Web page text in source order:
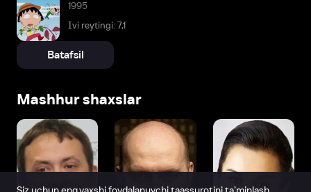
1995
Ivi reytingi: 7,1
Batafsil
Mashhur shaxslar